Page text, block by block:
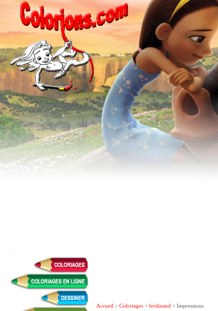
Accueil > Coloriages > ferdinand > Impressions